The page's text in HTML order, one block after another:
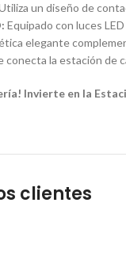
un diseño de
Equipado con luces
elegante
conecta la estación de
Invierte en la
clientes